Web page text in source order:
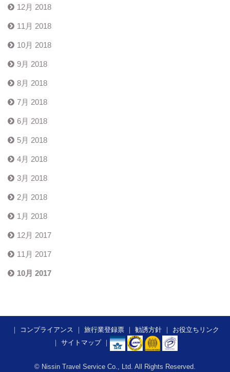
12月 2018
11月 2018
10月 2018
9月 2018
8月 2018
7月 2018
6月 2018
5月 2018
4月 2018
3月 2018
2月 2018
1月 2018
12月 2017
11月 2017
10月 2017
｜ コンプライアンス ｜ 旅行業登録票｜ 勧誘方針 ｜ お役立ちリンク
｜ サイトマップ｜
© Nissin Travel Service Co., Ltd. All Rights Reserved.